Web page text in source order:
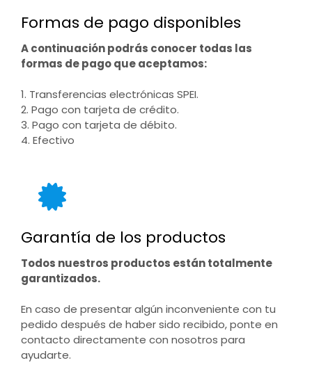
Formas de pago disponibles
A continuación podrás conocer todas las
formas de pago que aceptamos:
1. Transferencias electrónicas SPEI.
2. Pago con tarjeta de crédito.
3. Pago con tarjeta de débito.
4. Efectivo
Garantía de los productos
Todos nuestros productos están totalmente
garantizados.
En caso de presentar algún inconveniente con tu
pedido después de haber sido recibido, ponte en
contacto directamente con nosotros para
ayudarte.